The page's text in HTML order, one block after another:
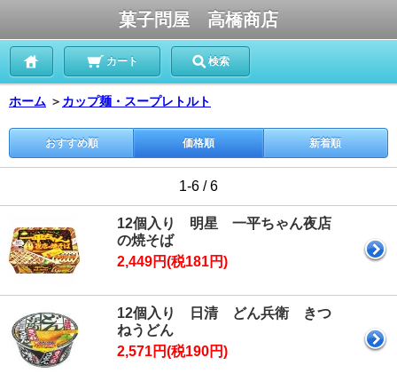
菓子問屋 高橋商店
カート 検索
ホーム ＞ カップ麺・スープレトルト
おすすめ順 価格順 新着順
1-6 / 6
12個入り 明星 一平ちゃん夜店
の焼そば
2,449円(税181円)
12個入り 日清 どん兵衛 きつ
ねうどん
2,571円(税190円)